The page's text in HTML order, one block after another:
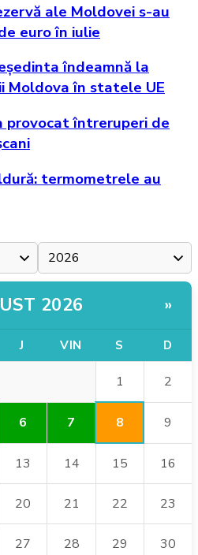
ale Moldovei s-au
euro în iulie
îndeamnă la
Moldova în statele UE
provocat întreruperi de
termometrele au
2026 »
J VIN S D
1 2
6 7 8 9
13 14 15 16
20 21 22 23
27 28 29 30